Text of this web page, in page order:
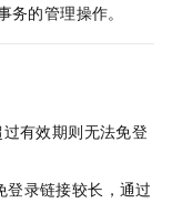
的管理操作。
有效期则无法免登
录链接较长，通过